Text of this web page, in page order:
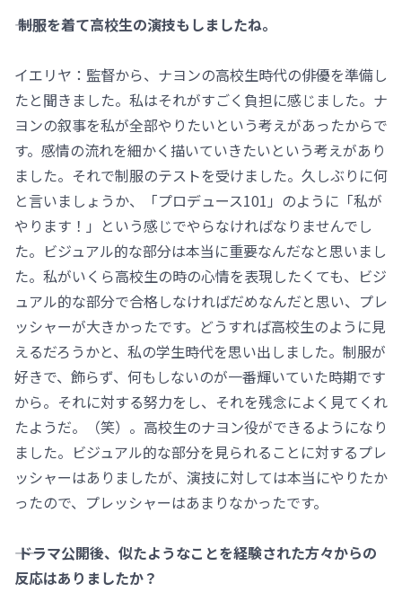
―― 制服を着て高校生の演技もしましたね。
イエリヤ：監督から、ナヨンの高校生時代の俳優を準備し
たと聞きました。私はそれがすごく負担に感じました。ナ
ヨンの叙事を私が全部やりたいという考えがあったからで
す。感情の流れを細かく描いていきたいという考えがあり
ました。それで制服のテストを受けました。久しぶりに何
と言いましょうか、「プロデュース101」のように「私が
やります！」という感じでやらなければなりませんでし
た。ビジュアル的な部分は本当に重要なんだなと思いまし
た。私がいくら高校生の時の心情を表現したくても、ビジ
ュアル的な部分で合格しなければだめなんだと思い、プレ
ッシャーが大きかったです。どうすれば高校生のように見
えるだろうかと、私の学生時代を思い出しました。制服が
好きで、飾らず、何もしないのが一番輝いていた時期です
から。それに対する努力をし、それを残念によく見てくれ
たようだ。（笑）。高校生のナヨン役ができるようになり
ました。ビジュアル的な部分を見られることに対するプレ
ッシャーはありましたが、演技に対しては本当にやりたか
ったので、プレッシャーはあまりなかったです。
―― ドラマ公開後、似たようなことを経験された方々からの
反応はありましたか？